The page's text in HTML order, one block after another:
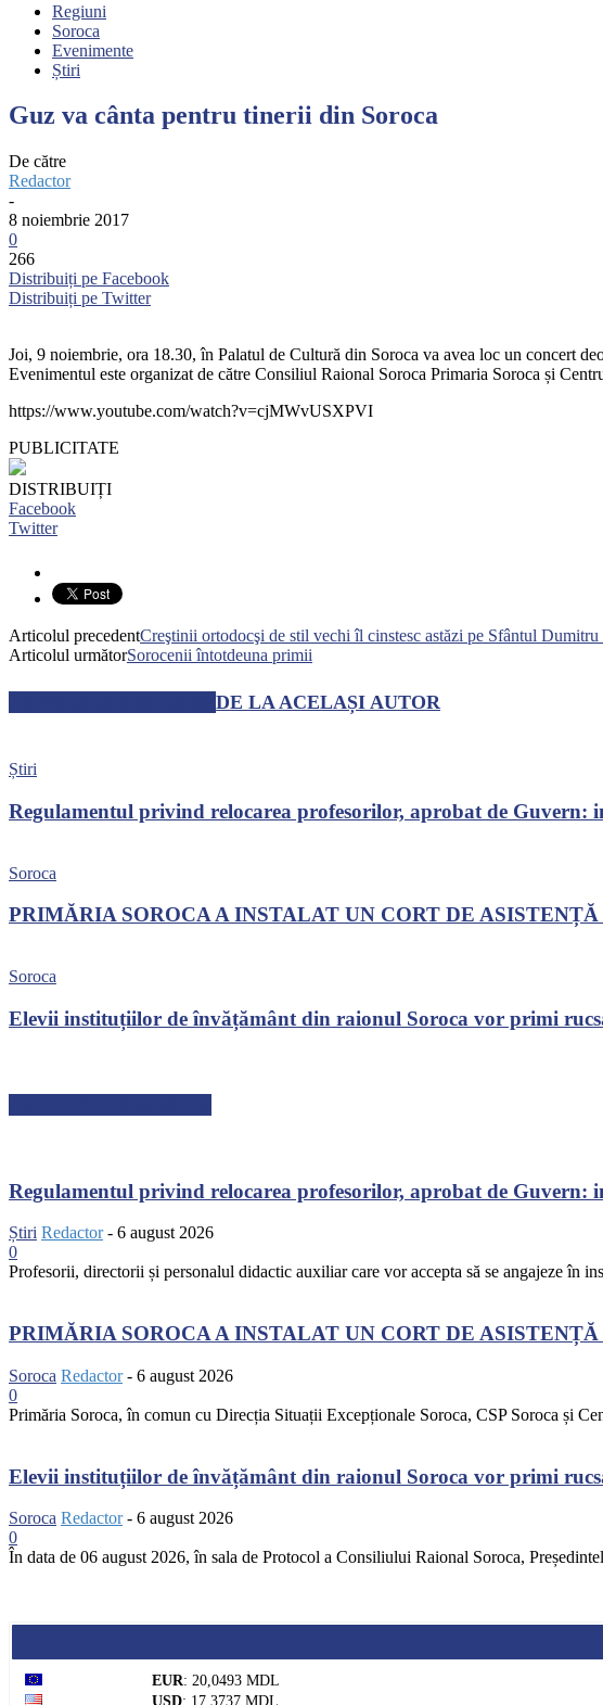
Regiuni
Soroca
Evenimente
Știri
Guz va cânta pentru tinerii din Soroca
De către
Redactor
-
8 noiembrie 2017
0
266
Distribuiți pe Facebook
Distribuiți pe Twitter
Joi, 9 noiembrie, ora 18.30, în Palatul de Cultură din Soroca va avea loc un concert
Evenimentul este organizat de către Consiliul Raional Soroca Primaria Soroca și
https://www.youtube.com/watch?v=cjMWvUSXPVI
PUBLICITATE
DISTRIBUIȚI
Facebook
Twitter
Articolul precedentCreştinii ortodocşi de stil vechi îl cinstesc astăzi pe Sfântul Dumitru
Articolul următorSorocenii întotdeuna primii
DE LA ACELAȘI AUTOR
Știri
Regulamentul privind relocarea profesorilor, aprobat de Guvern:
Soroca
PRIMĂRIA SOROCA A INSTALAT UN CORT DE
Soroca
Elevii instituțiilor de învățământ din raionul Soroca vor primi
Regulamentul privind relocarea profesorilor, aprobat de Guvern:
Știri Redactor - 6 august 2026
0
Profesorii, directorii și personalul didactic auxiliar care vor accepta să se angajeze în
PRIMĂRIA SOROCA A INSTALAT UN CORT DE
Soroca Redactor - 6 august 2026
0
Primăria Soroca, în comun cu Direcția Situații Excepționale Soroca, CSP Soroca și
Elevii instituțiilor de învățământ din raionul Soroca vor primi
Soroca Redactor - 6 august 2026
0
În data de 06 august 2026, în sala de Protocol a Consiliului Raional Soroca,
EUR: 20,0493 MDL
USD: 17,3737 MDL